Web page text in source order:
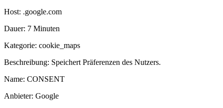
Host: .google.com
Dauer: 7 Minuten
Kategorie: cookie_maps
Beschreibung: Speichert Präferenzen des Nutzers.
Name: CONSENT
Anbieter: Google